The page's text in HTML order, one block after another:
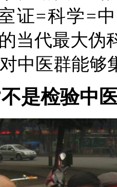
证=科学=
当代最大伪
中医群能够
是检验中